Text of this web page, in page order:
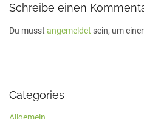
Schreibe einen
Du musst angemeldet sein, um
Categories